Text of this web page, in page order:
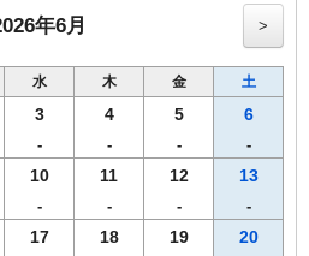
年6月 >
水 木 金 土
3
-
4
-
5
-
6
-
10
-
11
-
12
-
13
-
17 18 19 20